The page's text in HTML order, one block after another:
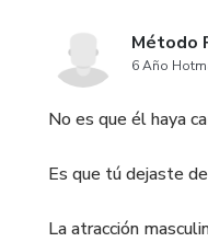
Método
6 Año
No es que él haya
Es que tú dejaste
La atracción